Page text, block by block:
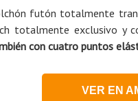
futón totalmente
totalmente exclusivo y
con cuatro puntos
VER EN